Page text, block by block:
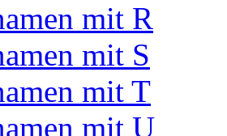
mit R
mit S
mit T
mit U